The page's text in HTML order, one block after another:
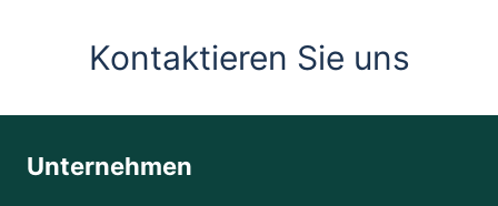
Kontaktieren Sie uns
Unternehmen